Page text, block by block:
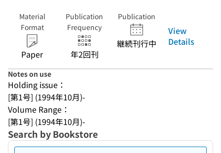
Material
Format
Paper
Publication
Frequency
年2回刊
Publication
継続刊行中
View
Details
Notes on use
Holding issue：
[第1号] (1994年10月)-
Volume Range：
[第1号] (1994年10月)-
Search by Bookstore